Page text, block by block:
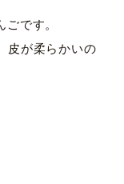
です。
皮が柔らかいの